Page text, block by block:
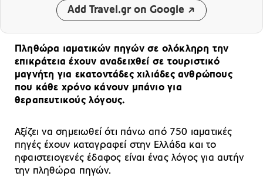
Add Travel.gr on Google
Πληθώρα ιαματικών πηγών σε ολόκληρη την
επικράτεια έχουν αναδειχθεί σε τουριστικό
μαγνήτη για εκατοντάδες χιλιάδες ανθρώπους
που κάθε χρόνο κάνουν μπάνιο για
θεραπευτικούς λόγους.
Αξίζει να σημειωθεί ότι πάνω από 750 ιαματικές
πηγές έχουν καταγραφεί στην Ελλάδα και το
ηφαιστειογενές έδαφος είναι ένας λόγος για αυτήν
την πληθώρα πηγών.